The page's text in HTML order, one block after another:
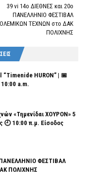
39 vi 14ο ΔΙΕΘΝΕΣ και 20ο
ΠΑΝΕΛΛΗΝΙΟ ΦΕΣΤΙΒΑΛ
ΤΕΧΝΩΝ στο ΔΑΚ
ΠΟΛΙΧΝΗΣ
HURON” | 📅
a.m.
«Τημενίδαι ΧΟΥΡΟΝ» 5
🕘 10:00 π.μ. Είσοδος
ΦΕΣΤΙΒΑΛ
ΠΟΛΙΧΝΗΣ